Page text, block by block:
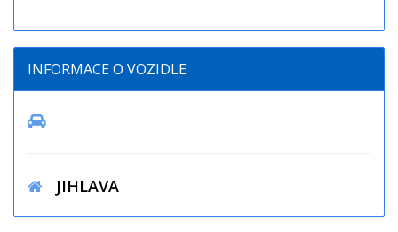
INFORMACE O VOZIDLE
JIHLAVA